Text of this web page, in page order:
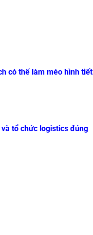
có thể làm méo hình tiết
tổ chức logistics đúng